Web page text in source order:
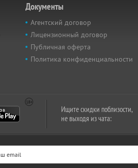
Документы
Агентский договор
Лицензионный договор
Публичная оферта
Политика конфиденциальности
Ищите скидки поблизости,
не выходя из чата: